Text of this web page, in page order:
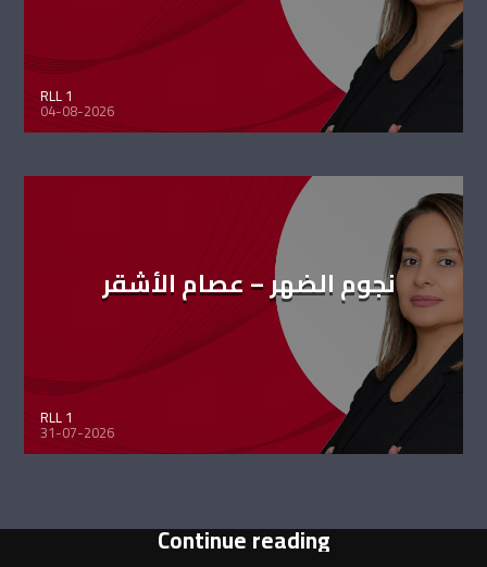
RLL 1
04-08-2026
نجوم الضهر – عصام الأشقر
RLL 1
31-07-2026
Continue reading